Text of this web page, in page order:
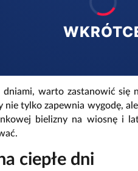
dniami, warto zastanowić się
nie tylko zapewnia wygodę,
bielizny na wiosnę i
ciepłe dni